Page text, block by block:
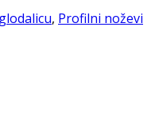
, Profilni noževi